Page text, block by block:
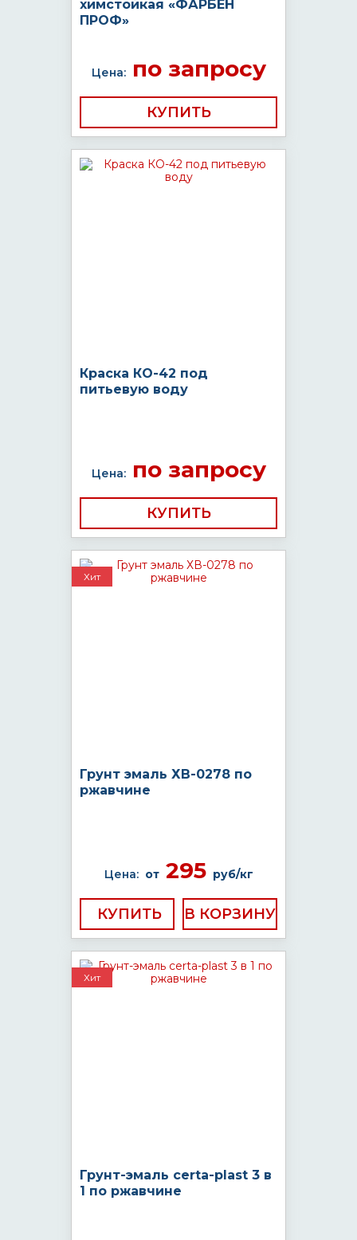
химстойкая «ФАРБЕН
ПРОФ»
Цена:по запросу
КУПИТЬ
Краска КО-42 под
питьевую воду
Цена:по запросу
КУПИТЬ
Хит
Грунт эмаль ХВ-0278 по
ржавчине
Цена: от295 руб/кг
КУПИТЬ
Хит
Грунт-эмаль certa-plast 3 в
1 по ржавчине